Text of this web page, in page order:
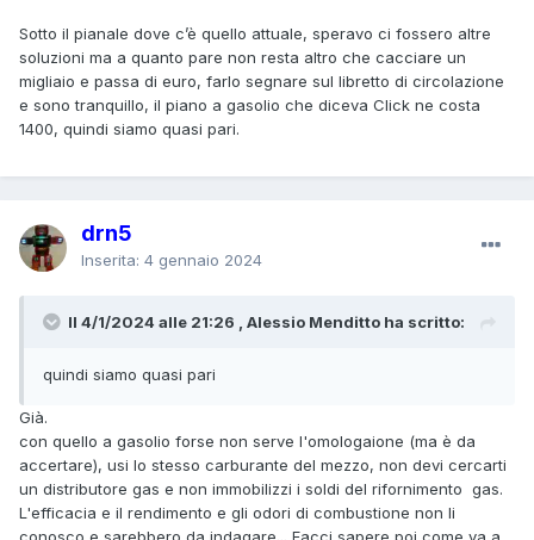
Sotto il pianale dove c’è quello attuale, speravo ci fossero altre
soluzioni ma a quanto pare non resta altro che cacciare un
migliaio e passa di euro, farlo segnare sul libretto di circolazione
e sono tranquillo, il piano a gasolio che diceva Click ne costa
1400, quindi siamo quasi pari.
drn5
Inserita: 4 gennaio 2024
Il 4/1/2024 alle 21:26 , Alessio Menditto ha scritto:
quindi siamo quasi pari
Già.
con quello a gasolio forse non serve l'omologaione (ma è da
accertare), usi lo stesso carburante del mezzo, non devi cercarti
un distributore gas e non immobilizzi i soldi del rifornimento gas.
L'efficacia e il rendimento e gli odori di combustione non li